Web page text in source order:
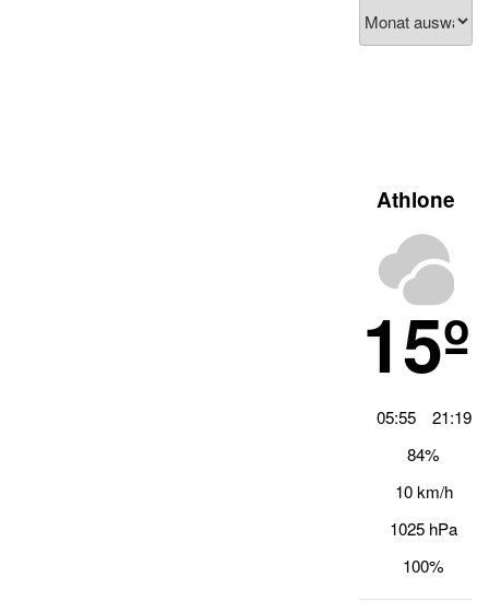
Archiv
Athlone
15º
05:55
21:19
84%
10 km/h
1025 hPa
100%